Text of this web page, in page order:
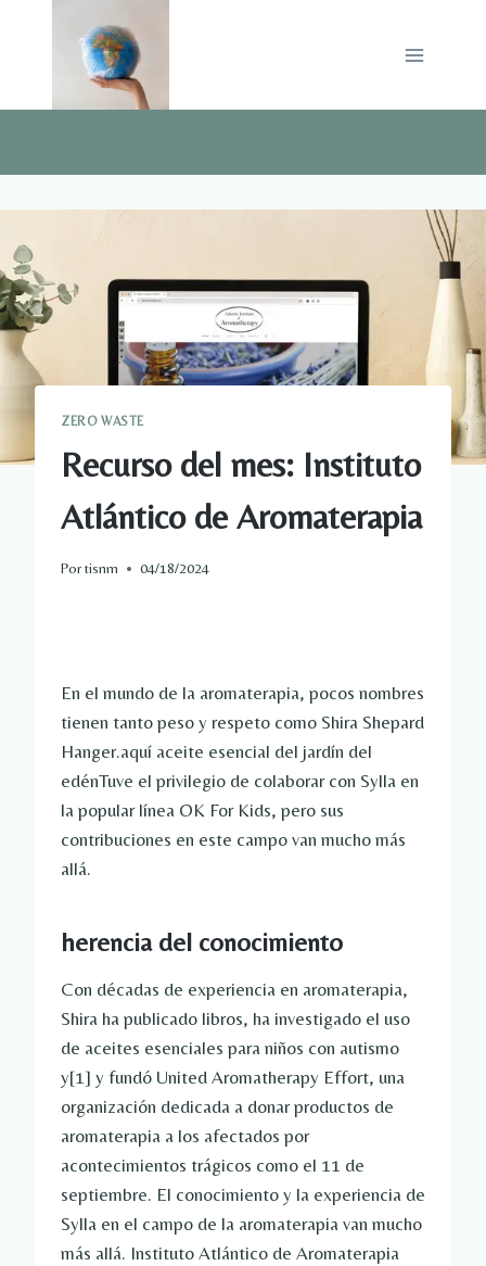
ZERO WASTE
Recurso del mes: Instituto
Atlántico de Aromaterapia
Portisnm 04/18/2024
En el mundo de la aromaterapia, pocos nombres
tienen tanto peso y respeto como Shira Shepard
Hanger.aquí aceite esencial del jardín del
edénTuve el privilegio de colaborar con Sylla en
la popular línea OK For Kids, pero sus
contribuciones en este campo van mucho más
allá.
herencia del conocimiento
Con décadas de experiencia en aromaterapia,
Shira ha publicado libros, ha investigado el uso
de aceites esenciales para niños con autismo
y[1] y fundó United Aromatherapy Effort, una
organización dedicada a donar productos de
aromaterapia a los afectados por
acontecimientos trágicos como el 11 de
septiembre. El conocimiento y la experiencia de
Sylla en el campo de la aromaterapia van mucho
más allá. Instituto Atlántico de Aromaterapia